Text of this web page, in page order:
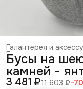
Галантерея и
Главная
Бусы на
камней -
3 481 ₽11 603 ₽−70